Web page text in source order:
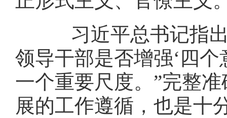
习近平总书记指出
领导干部是否增强‘四个
一个重要尺度。”完整
展的工作遵循，也是十